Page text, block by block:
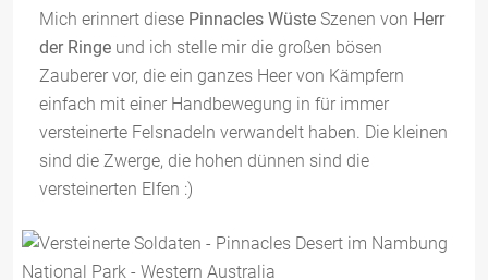
Mich erinnert diese Pinnacles Wüste Szenen von Herr
der Ringe und ich stelle mir die großen bösen
Zauberer vor, die ein ganzes Heer von Kämpfern
einfach mit einer Handbewegung in für immer
versteinerte Felsnadeln verwandelt haben. Die kleinen
sind die Zwerge, die hohen dünnen sind die
versteinerten Elfen :)